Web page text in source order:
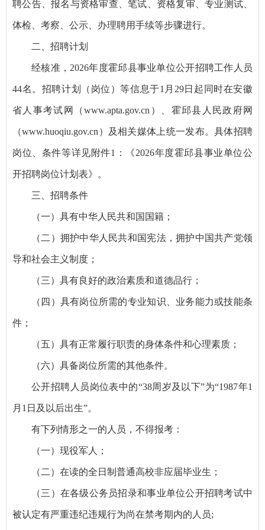
聘公告、报名与资格审查、笔试、资格复审、专业测试、
体检、考察、公示、办理聘用手续等步骤进行。
二、招聘计划
经核准，2026年度霍邱县事业单位公开招聘工作人员
44名。招聘计划（岗位）等信息于1月29日起同时在安徽
省人事考试网（www.apta.gov.cn）、霍邱县人民政府网
（www.huoqiu.gov.cn）及相关媒体上统一发布。具体招聘
岗位、条件等详见附件1：《2026年度霍邱县事业单位公
开招聘岗位计划表》。
三、招聘条件
（一）具有中华人民共和国国籍；
（二）拥护中华人民共和国宪法，拥护中国共产党领
导和社会主义制度；
（三）具有良好的政治素质和道德品行；
（四）具有岗位所需的专业知识、业务能力或技能条
件；
（五）具有正常履行职责的身体条件和心理素质；
（六）具备岗位所需的其他条件。
公开招聘人员岗位表中的“38周岁及以下”为“1987年1
月1日及以后出生”。
有下列情形之一的人员，不得报考：
（一）现役军人；
（二）在读的全日制普通高校非应届毕业生；
（三）在各级公务员招录和事业单位公开招聘考试中
被认定有严重违纪违规行为尚在禁考期内的人员;